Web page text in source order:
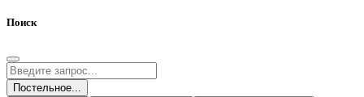
Поиск
Постельное...